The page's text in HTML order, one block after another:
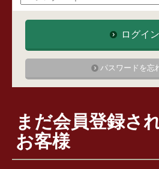
ログイン
パスワードを忘
まだ会員登録さ
お客様